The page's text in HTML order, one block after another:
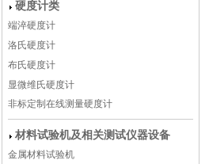
硬度计类
端淬硬度计
洛氏硬度计
布氏硬度计
显微维氏硬度计
非标定制在线测量硬度计
材料试验机及相关测试仪器设备
金属材料试验机